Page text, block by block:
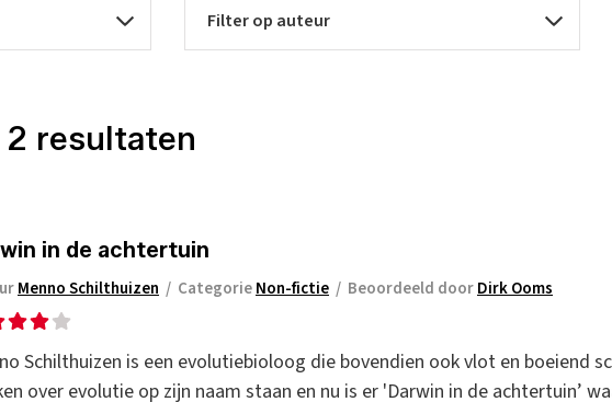
2 resultaten
in de achtertuin
Menno Schilthuizen / CategorieNon-fictie / Beoordeeld doorDirk Ooms
Schilthuizen is een evolutiebioloog die bovendien ook vlot en boeiend
over evolutie op zijn naam staan en nu is er 'Darwin in de achtertuin’